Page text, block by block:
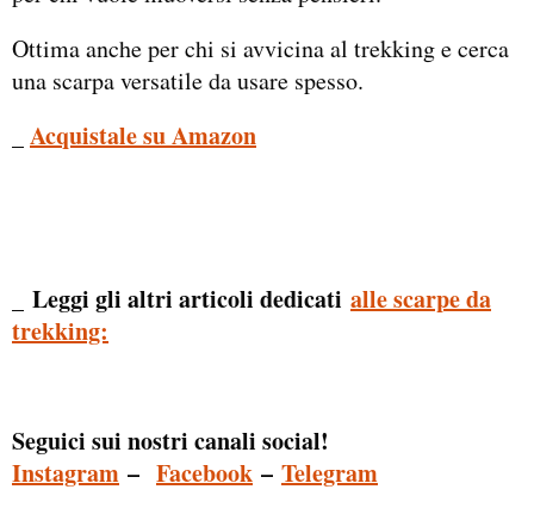
Ottima anche per chi si avvicina al trekking e cerca
una scarpa versatile da usare spesso.
Acquistale su Amazon
Leggi gli altri articoli dedicati alle scarpe da
trekking:
Seguici sui nostri canali social!
Instagram – Facebook – Telegram